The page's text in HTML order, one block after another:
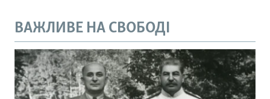
ВАЖЛИВЕ НА СВОБОДІ